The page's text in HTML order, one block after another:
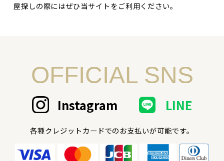
屋探しの際にはぜひ当サイトをご利用ください。
OFFICIAL SNS
Instagram LINE
各種クレジットカードでのお支払いが可能です。